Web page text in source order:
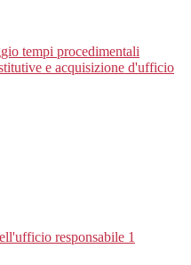
tempi procedimentali
e acquisizione d'ufficio
responsabile 1